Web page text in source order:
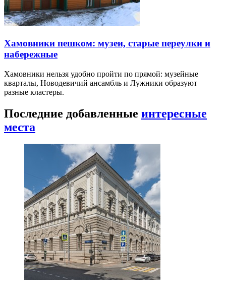
Хамовники пешком: музеи, старые переулки и
набережные
Хамовники нельзя удобно пройти по прямой: музейные
кварталы, Новодевичий ансамбль и Лужники образуют
разные кластеры.
Последние добавленные интересные
места